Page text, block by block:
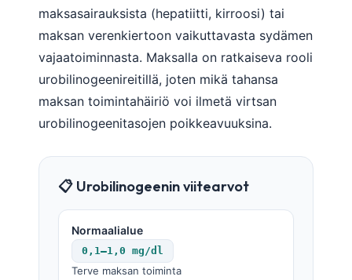
maksasairauksista (hepatiitti, kirroosi) tai
maksan verenkiertoon vaikuttavasta sydämen
vajaatoiminnasta. Maksalla on ratkaiseva rooli
urobilinogeenireitillä, joten mikä tahansa
maksan toimintahäiriö voi ilmetä virtsan
urobilinogeenitasojen poikkeavuuksina.
📋 Urobilinogeenin viitearvot
Normaalialue
0,1–1,0 mg/dl
Terve maksan toiminta